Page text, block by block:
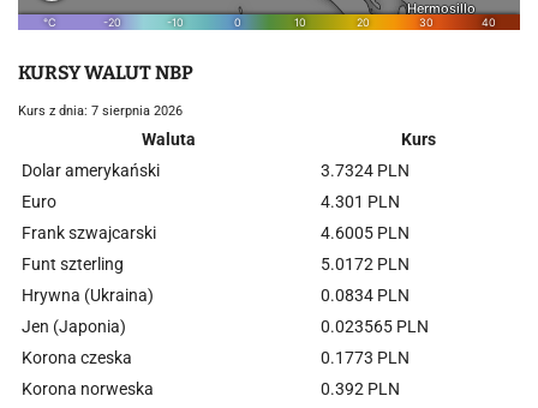
KURSY WALUT NBP
Kurs z dnia: 7 sierpnia 2026
Waluta
Kurs
Dolar amerykański
3.7324 PLN
Euro
4.301 PLN
Frank szwajcarski
4.6005 PLN
Funt szterling
5.0172 PLN
Hrywna (Ukraina)
0.0834 PLN
Jen (Japonia)
0.023565 PLN
Korona czeska
0.1773 PLN
Korona norweska
0.392 PLN